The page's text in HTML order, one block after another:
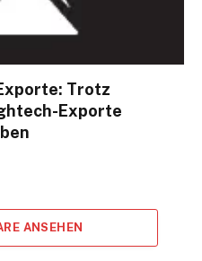
Trotz
Exporte
ANSEHEN